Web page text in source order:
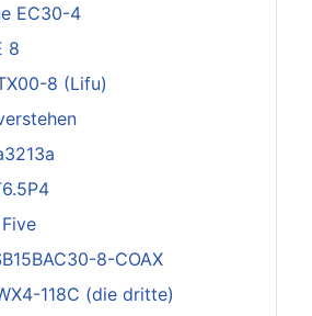
EC30-4
8
8 (Lifu)
8-COAX
118C (die dritte)